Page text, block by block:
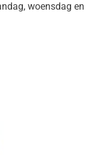
woensdag en